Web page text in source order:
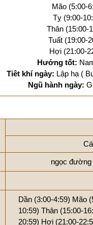
Mão (5:00-
Tỵ (9:00-
Thân (15:00-
Tuất (19:00-
Hợi (21:00-
Hướng tốt:
Tiêt khí ngày: Lập hạ (
Ngũ hành ngày:
ngọc đường
Dần (3:00-4:59) Mão
10:59) Thân (15:00-
20:59) Hợi (21:00-